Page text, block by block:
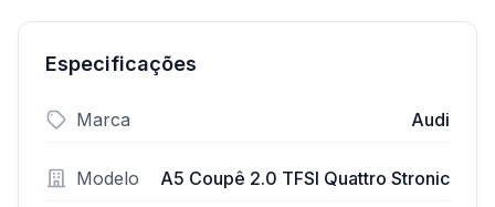
Especificações
Marca Audi
Modelo A5 Coupê 2.0 TFSI Quattro Stronic